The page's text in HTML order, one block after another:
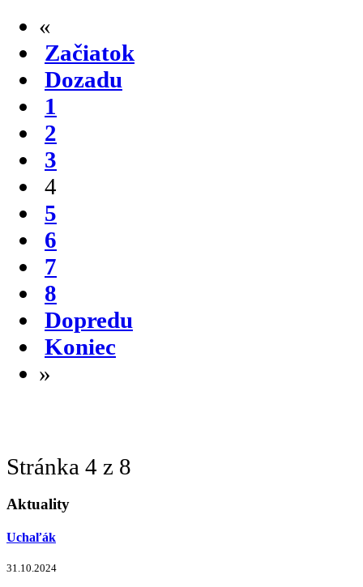
«
Začiatok
Dozadu
1
2
3
4
5
6
7
8
Dopredu
Koniec
»
Stránka 4 z 8
Aktuality
Uchaľák
31.10.2024